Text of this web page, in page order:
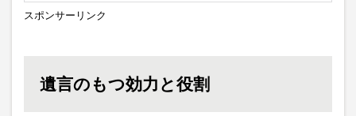
スポンサーリンク
遺言のもつ効力と役割